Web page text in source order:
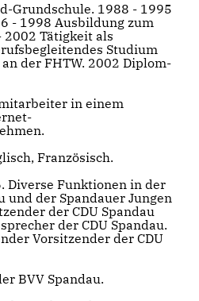
Grundschule. 1988 - 1995
- 1998 Ausbildung zum
2002 Tätigkeit als
Studium
der FHTW. 2002 Diplom-
in einem
Französisch.
Diverse Funktionen in der
und der Spandauer Jungen
der CDU Spandau
der CDU Spandau.
Vorsitzender der CDU
BVV Spandau.